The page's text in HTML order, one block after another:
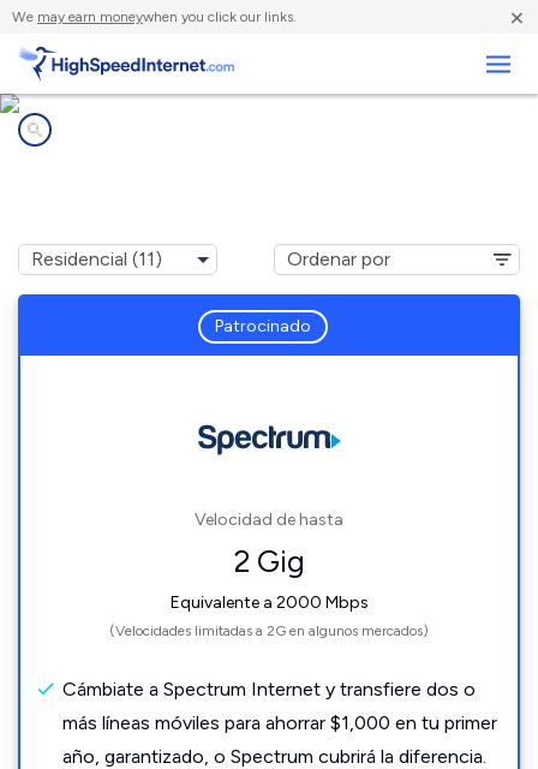
We may earn moneywhen you click our links. ×
Patrocinado
Velocidad de hasta
2 Gig
Equivalente a 2000 Mbps
(Velocidades limitadas a 2G en algunos mercados)
Cámbiate a Spectrum Internet y transfiere dos o
más líneas móviles para ahorrar $1,000 en tu primer
año, garantizado, o Spectrum cubrirá la diferencia.